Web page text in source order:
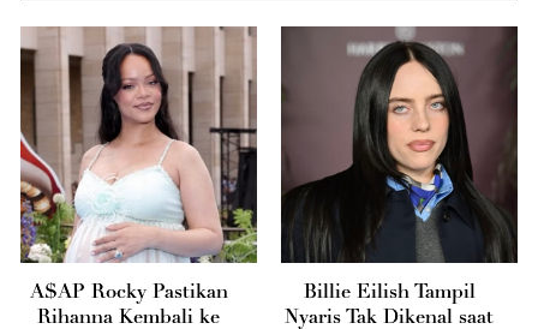
A$AP Rocky Pastikan
Rihanna Kembali ke
Billie Eilish Tampil
Nyaris Tak Dikenal saat